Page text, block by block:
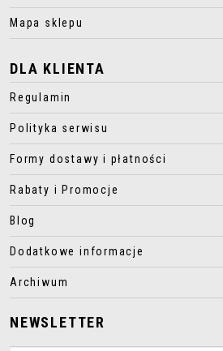
Mapa sklepu
DLA KLIENTA
Regulamin
Polityka serwisu
Formy dostawy i płatności
Rabaty i Promocje
Blog
Dodatkowe informacje
Archiwum
NEWSLETTER